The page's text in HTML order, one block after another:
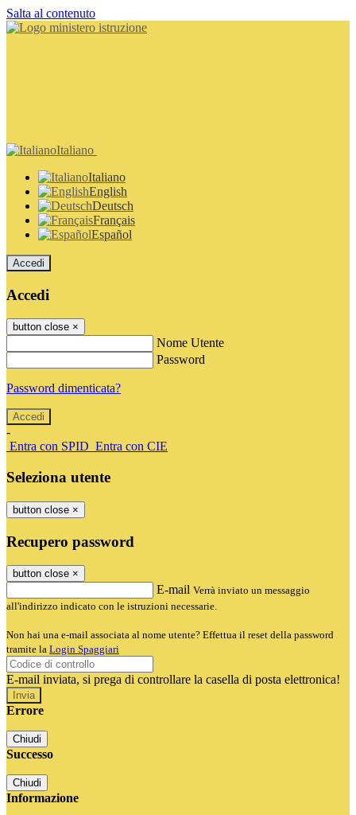
Salta al contenuto
Italiano
Italiano
English
Deutsch
Français
Español
Accedi
Accedi
button close ×
Nome Utente
Password
Password dimenticata?
-
Entra con SPID Entra con CIE
Seleziona utente
button close ×
Recupero password
button close ×
E-mail Verrà inviato un messaggio
all'indirizzo indicato con le istruzioni necessarie.
Non hai una e-mail associata al nome utente? Effettua il reset della password
tramite la Login Spaggiari
E-mail inviata, si prega di controllare la casella di posta elettronica!
Errore
Chiudi
Successo
Chiudi
Informazione